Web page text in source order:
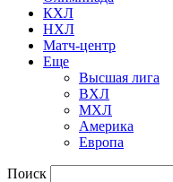
КХЛ
НХЛ
Матч-центр
Еще
Высшая лига
ВХЛ
МХЛ
Америка
Европа
Поиск